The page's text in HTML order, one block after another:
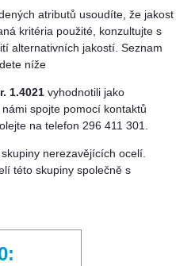
atributů usoudíte, že jakost
kritéria použité, konzultujte s
alternativních jakostí. Seznam
níže
1.4021 vyhodnotili jako
spojte pomocí kontaktů
na telefon 296 411 301.
nerezavějících ocelí.
této skupiny společně s